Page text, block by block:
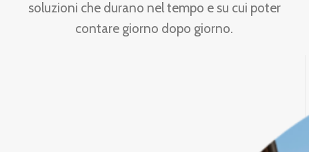
soluzioni che durano nel tempo e su cui poter
contare giorno dopo giorno.